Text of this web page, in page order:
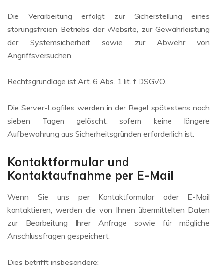
Die Verarbeitung erfolgt zur Sicherstellung eines
störungsfreien Betriebs der Website, zur Gewährleistung
der Systemsicherheit sowie zur Abwehr von
Angriffsversuchen.
Rechtsgrundlage ist Art. 6 Abs. 1 lit. f DSGVO.
Die Server-Logfiles werden in der Regel spätestens nach
sieben Tagen gelöscht, sofern keine längere
Aufbewahrung aus Sicherheitsgründen erforderlich ist.
Kontaktformular und
Kontaktaufnahme per E-Mail
Wenn Sie uns per Kontaktformular oder E-Mail
kontaktieren, werden die von Ihnen übermittelten Daten
zur Bearbeitung Ihrer Anfrage sowie für mögliche
Anschlussfragen gespeichert.
Dies betrifft insbesondere: